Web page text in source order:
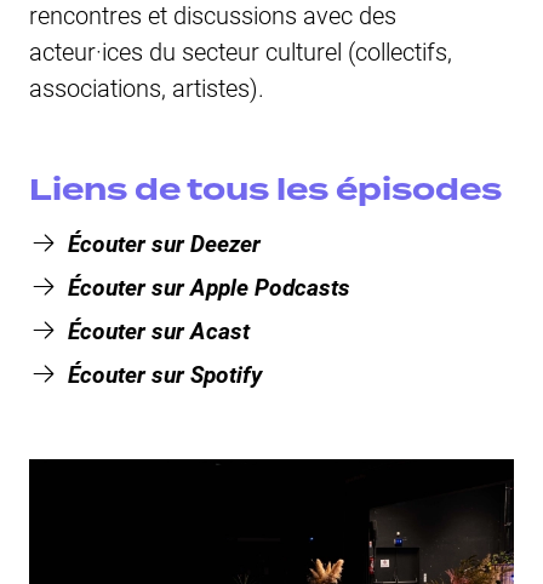
rencontres et discussions avec des
acteur·ices du secteur culturel (collectifs,
associations, artistes).
Liens de tous les épisodes
Écouter sur Deezer
Écouter sur Apple Podcasts
Écouter sur Acast
Écouter sur Spotify